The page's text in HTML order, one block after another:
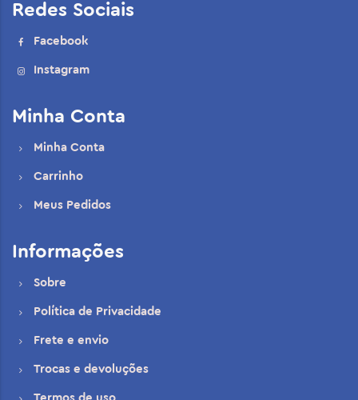
Redes Sociais
Facebook
Instagram
Minha Conta
Minha Conta
Carrinho
Meus Pedidos
Informações
Sobre
Política de Privacidade
Frete e envio
Trocas e devoluções